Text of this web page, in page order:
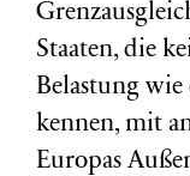
Staaten, die
Belastung wie
kennen, mit
Europas